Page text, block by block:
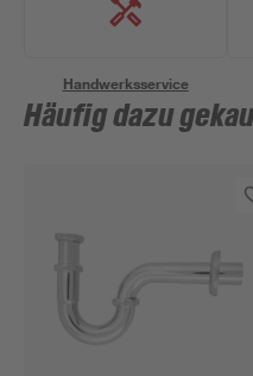
Handwerksservice
Häufig dazu